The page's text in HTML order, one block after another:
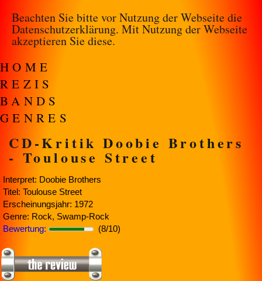
Beachten Sie bitte vor Nutzung der Webseite die
Datenschutzerklärung. Mit Nutzung der Webseite
akzeptieren Sie diese.
HOME
REZIS
BANDS
GENRES
CD-Kritik Doobie Brothers
- Toulouse Street
Interpret: Doobie Brothers
Titel: Toulouse Street
Erscheinungsjahr: 1972
Genre: Rock, Swamp-Rock
Bewertung:
(8/10)